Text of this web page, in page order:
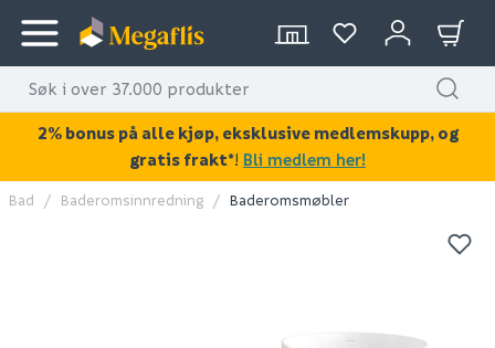
KAN DISSE VÆRE AV INTERESSE?
Bad Baderomsinnredning Baderomsmøbler
2% bonus på alle kjøp, eksklusive medlemskupp, og
gratis frakt*! Bli medlem her!